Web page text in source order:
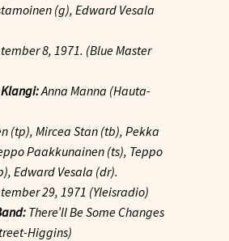
(g), Edward Vesala
8, 1971. (Blue Master
Anna Manna (Hauta-
(tp), Mircea Stan (tb), Pekka
Paakkunainen (ts), Teppo
Edward Vesala (dr).
29, 1971 (Yleisradio)
There’ll Be Some Changes
Higgins)